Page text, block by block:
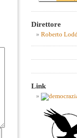
Direttore
Roberto
Link